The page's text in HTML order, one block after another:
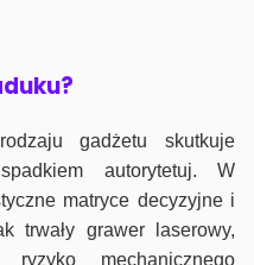
gadżetu skutkuje
autorytetuj. W
matryce decyzyjne i
trwały grawer laserowy,
mechanicznego